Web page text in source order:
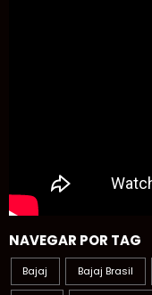
NAVEGAR POR TAG
Bajaj Bajaj Brasil